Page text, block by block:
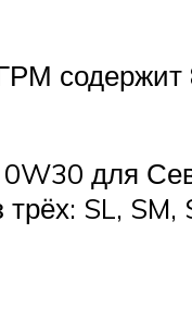
содержит
0W30 для
SL, SM,